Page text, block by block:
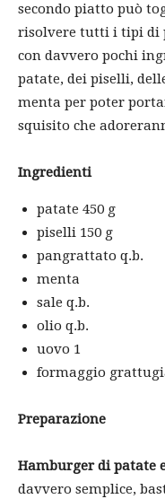
secondo piatto può
risolvere tutti i tipi di
con davvero pochi
patate, dei piselli,
menta per poter
squisito che
Ingredienti
patate 450 g
piselli 150 g
pangrattato q.b.
menta
sale q.b.
olio q.b.
uovo 1
formaggio
Preparazione
Hamburger di patate
davvero semplice,